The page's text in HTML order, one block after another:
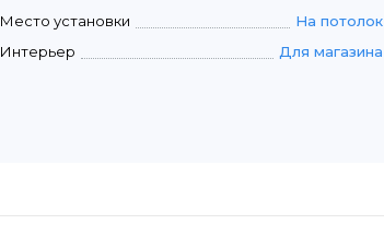
Место установки
На потолок
Интерьер
Для магазина